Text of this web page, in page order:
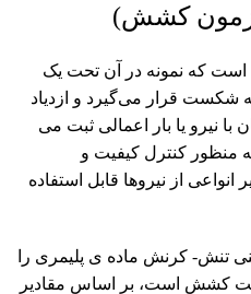
کشش)
که نمونه در آن تحت یک
شکست قرار می‌گیرد و ازدیاد
نیرو یا بار اعمالی ثبت می
منظور کنترل کیفیت و
انواعی از نیروها قابل استفاده
تنش- کرنش ماده ی پلیمری را
کشش است، بر اساس مقادیر